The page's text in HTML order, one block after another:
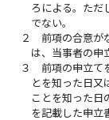
ろによる。ただ
でない。
２
前項の合意が
は、当事者の申
３
前項の申立て
とを知った日又
ことを知った日
を記載した申立